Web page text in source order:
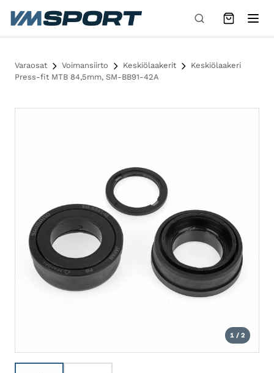
Siirry sisältöön
Varaosat Voimansiirto Keskiölaakerit
Keskiölaakeri
Press-fit MTB 84,5mm, SM-BB91-42A
1 / 2